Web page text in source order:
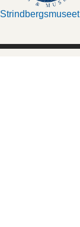
Strindbergsmuseet